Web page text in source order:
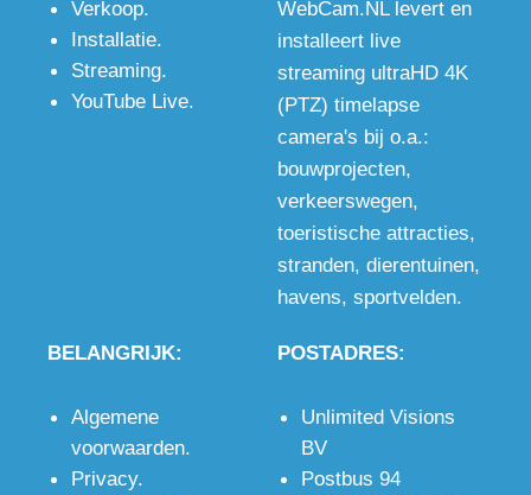
én
bewakingscamera
voor op de
bouwplaats
pixels,
wanneer de
kwaliteit
gewenst is,
ook in het
donker.
met
microfoon
en stereo
audio
ingang voor
uitstekend
beeld en
geluid.
Verkoop.
Installatie.
Streaming.
YouTube Live.
WebCam.NL levert en
installeert live
streaming ultraHD 4K
(PTZ) timelapse
camera's bij o.a.:
bouwprojecten,
verkeerswegen,
toeristische attracties,
stranden, dierentuinen,
havens, sportvelden.
BELANGRIJK:
Algemene
voorwaarden.
Privacy.
POSTADRES:
Unlimited Visions
BV
Postbus 94